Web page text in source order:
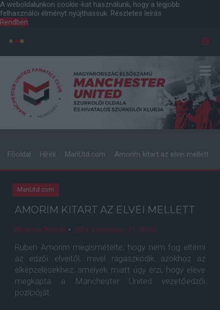
A weboldalunkon cookie-kat használunk, hogy a legjobb
felhasználói élményt nyújthassuk. Részletes leírás
Rendben
Főoldal Hírek ManUtd.com Amorim kitart az elvei mellett
ManUtd.com
AMORIM KITART AZ ELVEI MELLETT
Bederna András • 2024. december. 31. 10:30
Ruben Amorim megismételte, hogy nem fog eltérni
az edzői elveitől, mivel ragaszkodik azokhoz az
elképzelésekhez, amelyek miatt úgy érzi, hogy eleve
megkapta a Manchester United vezetőedzői
pozícióját.